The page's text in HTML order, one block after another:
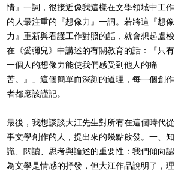
情』一詞，很接近像我這樣在文學領域中工作
的人最注重的『想像力』一詞。若將這『想像
力』重新與看護工作對照的話，就會想起盧梭
在《愛彌兒》中講述的有關教育的話：『只有
一個人的想像力能使我們感受到他人的痛
苦。』」這個簡單而深刻的道理，每一個創作
者都應該謹記。
最後，我想談談大江先生對所有在這個時代從
事文學創作的人，提出來的幾點啟發。一、知
識、閱讀、思考與論述的重要性：我們傾向認
為文學是情感的抒發，但大江作品說明了，理